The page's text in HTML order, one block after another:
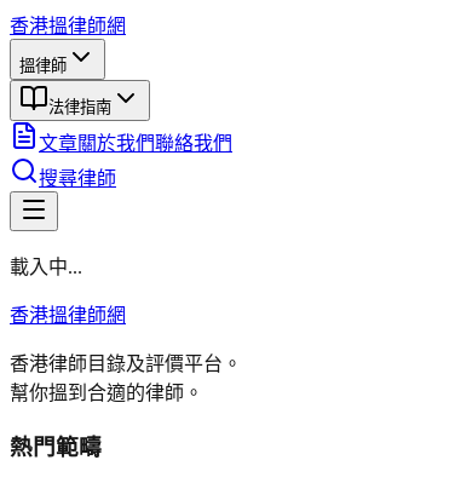
香港搵律師網
搵律師
法律指南
文章關於我們聯絡我們
搜尋律師
載入中...
香港搵律師網
香港律師目錄及評價平台。
幫你搵到合適的律師。
熱門範疇